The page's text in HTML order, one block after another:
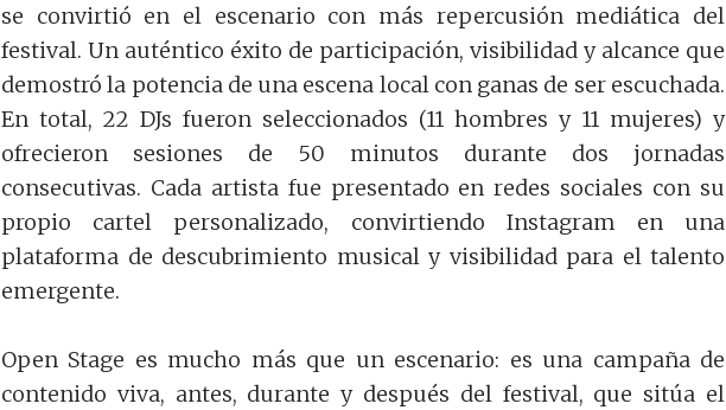
se convirtió en el escenario con más repercusión mediática del
festival. Un auténtico éxito de participación, visibilidad y alcance que
demostró la potencia de una escena local con ganas de ser escuchada.
En total, 22 DJs fueron seleccionados (11 hombres y 11 mujeres) y
ofrecieron sesiones de 50 minutos durante dos jornadas
consecutivas. Cada artista fue presentado en redes sociales con su
propio cartel personalizado, convirtiendo Instagram en una
plataforma de descubrimiento musical y visibilidad para el talento
emergente.
Open Stage es mucho más que un escenario: es una campaña de
contenido viva, antes, durante y después del festival, que sitúa el